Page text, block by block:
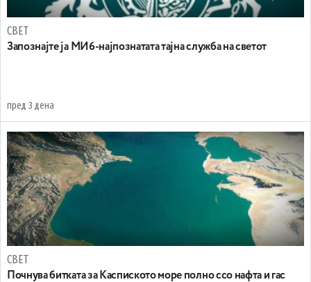
СВЕТ
Запознајте ја МИ6-најпознатата тајна служба на светот
пред 3 дена
СВЕТ
Почнува битката за Каспиското море полно ссо нафта и гас